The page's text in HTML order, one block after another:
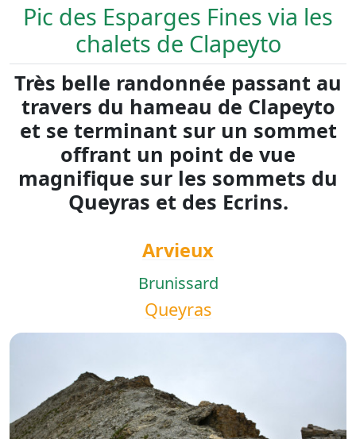
Pic des Esparges Fines via les
chalets de Clapeyto
Très belle randonnée passant au
travers du hameau de Clapeyto
et se terminant sur un sommet
offrant un point de vue
magnifique sur les sommets du
Queyras et des Ecrins.
Arvieux
Brunissard
Queyras